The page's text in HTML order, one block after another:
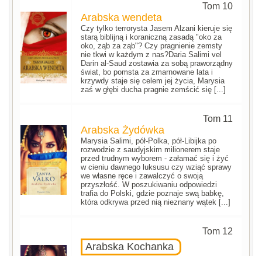
Tom 10
Arabska wendeta
Czy tylko terrorysta Jasem Alzani kieruje się
starą biblijną i koraniczną zasadą "oko za
oko, ząb za ząb"? Czy pragnienie zemsty
nie tkwi w każdym z nas?Daria Salimi vel
Darin al-Saud zostawia za sobą praworządny
świat, bo pomsta za zmarnowane lata i
krzywdy staje się celem jej życia, Marysia
zaś w głębi ducha pragnie zemścić się [...]
Tom 11
Arabska Żydówka
Marysia Salimi, pół-Polka, pół-Libijka po
rozwodzie z saudyjskim milionerem staje
przed trudnym wyborem - załamać się i żyć
w cieniu dawnego luksusu czy wziąć sprawy
we własne ręce i zawalczyć o swoją
przyszłość. W poszukiwaniu odpowiedzi
trafia do Polski, gdzie poznaje swą babkę,
która odkrywa przed nią nieznany wątek [...]
Tom 12
Arabska Kochanka